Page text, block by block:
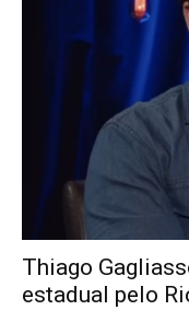
Thiago
estadual pelo